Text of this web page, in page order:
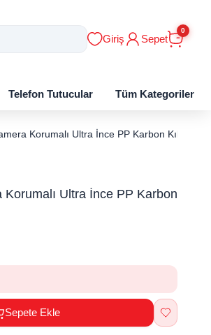
Giriş Sepet
0
Telefon Tutucular Tüm Kategoriler
Korumalı Ultra İnce PP Karbon Kılıf
Ultra İnce PP Karbon
Sepete Ekle